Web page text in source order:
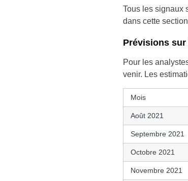
Tous les signaux
dans cette
Prévisions sur
Pour les
venir. Les
Mois
Août 2021
Septembre 2021
Octobre 2021
Novembre 2021